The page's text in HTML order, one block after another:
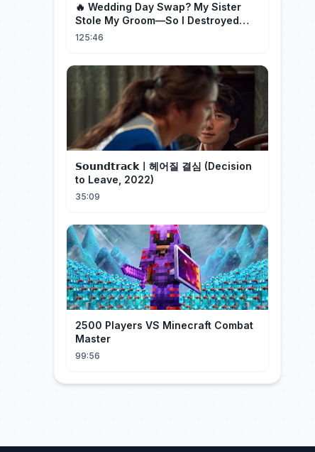
🔥 Wedding Day Swap? My Sister
Stole My Groom—So I Destroyed
Them All 👑#movie #drama
125:46
𝗦𝗼𝘂𝗻𝗱𝘁𝗿𝗮𝗰𝗸ㅣ헤어질 결심 (Decision
to Leave, 2022)
35:09
2500 Players VS Minecraft Combat
Master
99:56